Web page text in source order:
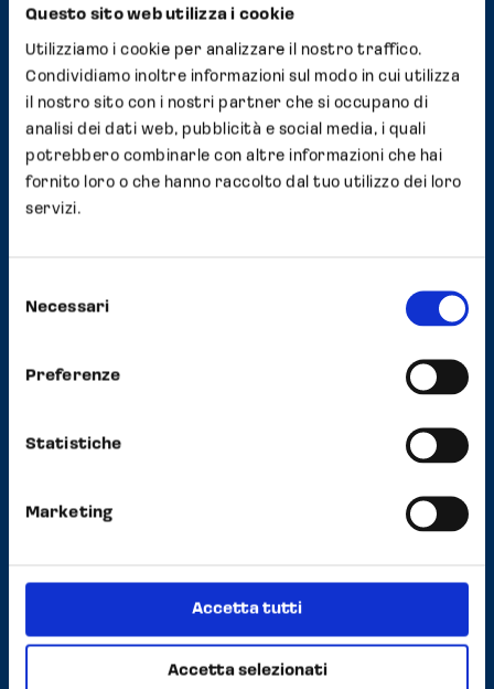
Questo sito web utilizza i cookie
Utilizziamo i cookie per analizzare il nostro traffico.
Condividiamo inoltre informazioni sul modo in cui utilizza
il nostro sito con i nostri partner che si occupano di
analisi dei dati web, pubblicità e social media, i quali
potrebbero combinarle con altre informazioni che hai
fornito loro o che hanno raccolto dal tuo utilizzo dei loro
servizi.
delNecessari
Preferenze
Statistiche
Marketing
Accetta tutti
Accetta selezionati
dati personali di cui al provv. n. 231 del 10
giugno 2021, tra i
cookie
di profilazione
rientrano anche icookieanalitici, per l’utilizzo
dei quali, quindi, è necessario il consenso
espresso dell’interessato.
di profilazione e dei
analitici agli stessi
Per l’elenco dettagliato e aggiornato dei
caratteristiche, nonché per revocare il
(mediante selezione dell’apposita casella nel
banner presente sul Sito) all’utilizzo dei
cookiedi profilazione ocookieanalitici ad essi
assimilabili, si rimanda al linkDichiarazione dei